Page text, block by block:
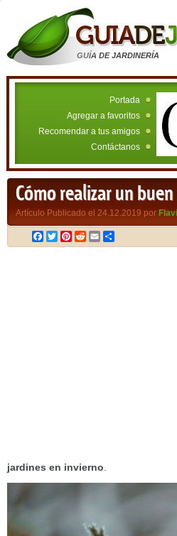
GUÍA DE JARDINERÍA
Portada
Agregar a favoritos
Recomendar a tus amigos
Contáctanos
Cómo realizar un
Artículo Publicado el 24.12.2019 por
Facebook
TwitterPinterest
RedditEmail
jardines en invierno